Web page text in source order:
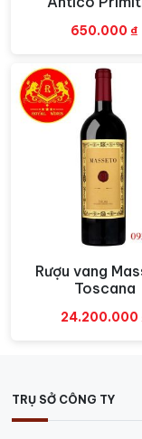
cảm giác ấm áp
650.000 ₫
Xem
Rượu vang
Toscana
24.200.000
TRỤ SỞ CÔNG TY